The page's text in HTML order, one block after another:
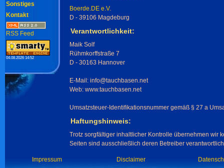
Boerde.DE e.V.
D - 39106 Magdeburg
Verantwortlichkeit:
Maik Solf
Rühmkorffstraße 7
D - 30163 Hannover
E-Mail: info@tauchbasen.net
Web: www.tauchbasen.net
Umsatzsteuer-Identifikationsnummer gemäß § 27 a
Haftungshinweis:
Trotz sorgfältiger inhaltlicher Kontrolle übernehmen wir
Seiten sind ausschließlich deren Betreiber
Sonstiges
Kontakt
RSS Feed
04.08.2026 14:52
Impressum Disclaimer